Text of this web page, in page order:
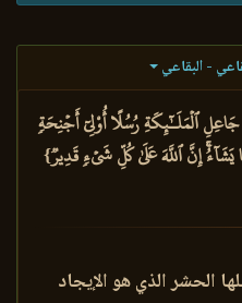
- البقاعي
ٱلۡمَلَـٰٓئِكَةِ رُسُلًا أُوْلِيٓ أَجۡنِحَةٖ
إِنَّ ٱللَّهَ عَلَىٰ كُلِّ شَيۡءٖ قَدِيرٞ}
الحشر الذي هو الإيجاد